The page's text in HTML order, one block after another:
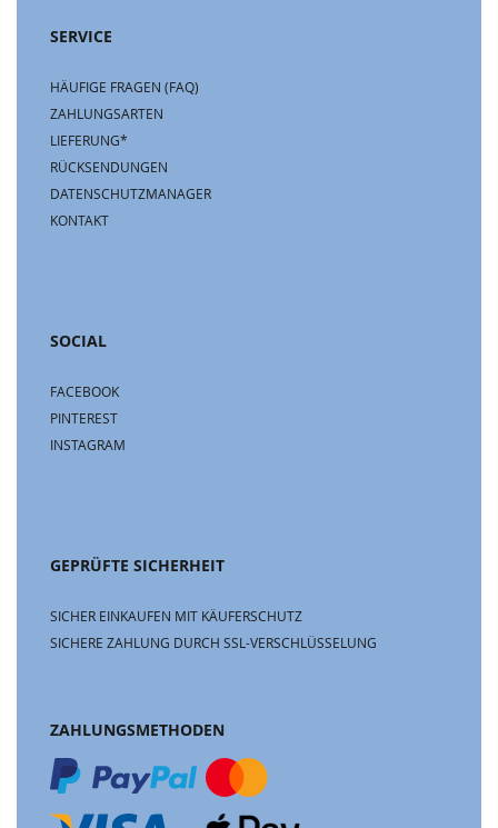
SERVICE
HÄUFIGE FRAGEN (FAQ)
ZAHLUNGSARTEN
LIEFERUNG*
RÜCKSENDUNGEN
DATENSCHUTZMANAGER
KONTAKT
SOCIAL
FACEBOOK
PINTEREST
INSTAGRAM
GEPRÜFTE SICHERHEIT
SICHER EINKAUFEN MIT KÄUFERSCHUTZ
SICHERE ZAHLUNG DURCH SSL-VERSCHLÜSSELUNG
ZAHLUNGSMETHODEN